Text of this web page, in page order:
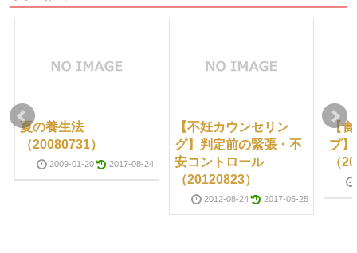
夏の養生法
（20080731）
2009-01-20 2017-08-24
【不妊カウンセリン
グ】判定前の緊張・不
安コントロール
（20120823）
2012-08-24 2017-05-25
【
プ
（